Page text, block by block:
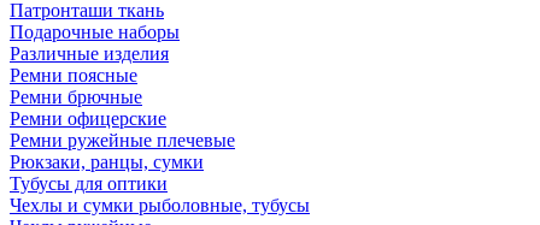
Патронташи ткань
Подарочные наборы
Различные изделия
Ремни поясные
Ремни брючные
Ремни офицерские
Ремни ружейные плечевые
Рюкзаки, ранцы, сумки
Тубусы для оптики
Чехлы и сумки рыболовные, тубусы